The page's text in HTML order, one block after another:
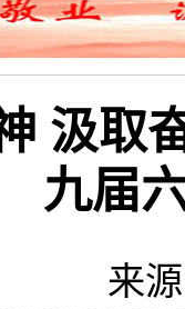
汲取
九届
来